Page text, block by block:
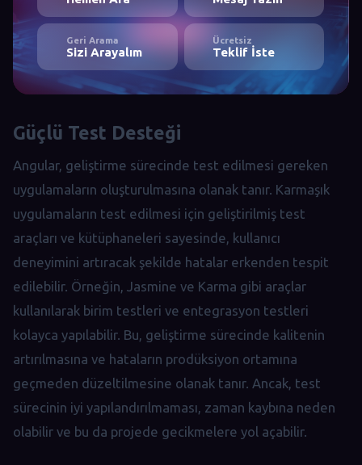
Geri Arama
Sizi Arayalım
Ücretsiz
Teklif İste
Güçlü Test Desteği
Angular, geliştirme sürecinde test edilmesi gereken
uygulamaların oluşturulmasına olanak tanır. Karmaşık
uygulamaların test edilmesi için geliştirilmiş test
araçları ve kütüphaneleri sayesinde, kullanıcı
deneyimini artıracak şekilde hatalar erkenden tespit
edilebilir. Örneğin, Jasmine ve Karma gibi araçlar
kullanılarak birim testleri ve entegrasyon testleri
kolayca yapılabilir. Bu, geliştirme sürecinde kalitenin
artırılmasına ve hataların prodüksiyon ortamına
geçmeden düzeltilmesine olanak tanır. Ancak, test
sürecinin iyi yapılandırılmaması, zaman kaybına neden
olabilir ve bu da projede gecikmelere yol açabilir.